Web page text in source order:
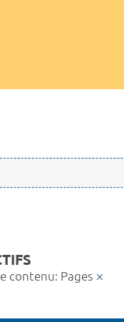
contenu: Pages